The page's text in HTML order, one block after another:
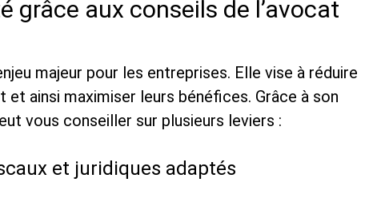
grâce aux conseils de l’avocat
majeur pour les entreprises. Elle vise à réduire
et ainsi maximiser leurs bénéfices. Grâce à son
vous conseiller sur plusieurs leviers :
et juridiques adaptés